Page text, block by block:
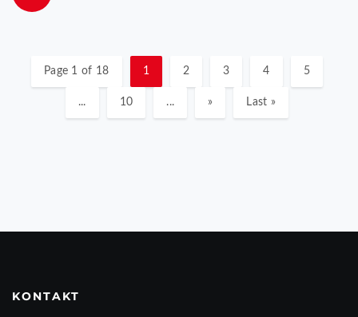
Page 1 of 18 1 2 3 4 5
... 10 ... » Last »
KONTAKT